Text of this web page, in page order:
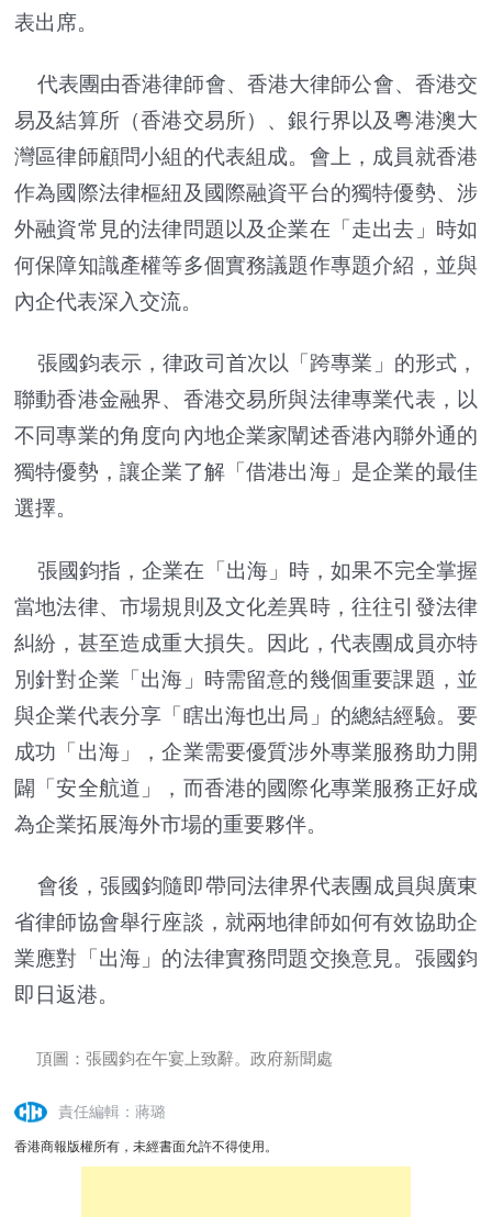
表出席。
代表團由香港律師會、香港大律師公會、香港交
易及結算所（香港交易所）、銀行界以及粵港澳大
灣區律師顧問小組的代表組成。會上，成員就香港
作為國際法律樞紐及國際融資平台的獨特優勢、涉
外融資常見的法律問題以及企業在「走出去」時如
何保障知識產權等多個實務議題作專題介紹，並與
內企代表深入交流。
張國鈞表示，律政司首次以「跨專業」的形式，
聯動香港金融界、香港交易所與法律專業代表，以
不同專業的角度向內地企業家闡述香港內聯外通的
獨特優勢，讓企業了解「借港出海」是企業的最佳
選擇。
張國鈞指，企業在「出海」時，如果不完全掌握
當地法律、市場規則及文化差異時，往往引發法律
糾紛，甚至造成重大損失。因此，代表團成員亦特
別針對企業「出海」時需留意的幾個重要課題，並
與企業代表分享「瞎出海也出局」的總結經驗。要
成功「出海」，企業需要優質涉外專業服務助力開
闢「安全航道」，而香港的國際化專業服務正好成
為企業拓展海外市場的重要夥伴。
會後，張國鈞隨即帶同法律界代表團成員與廣東
省律師協會舉行座談，就兩地律師如何有效協助企
業應對「出海」的法律實務問題交換意見。張國鈞
即日返港。
頂圖：張國鈞在午宴上致辭。政府新聞處
責任編輯：蔣璐
香港商報版權所有，未經書面允許不得使用。